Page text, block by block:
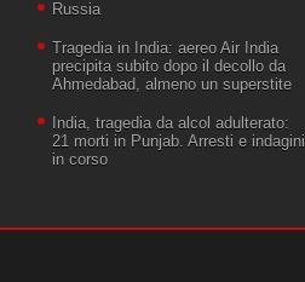
Russia
Tragedia in India: aereo Air India
precipita subito dopo il decollo da
Ahmedabad, almeno un superstite
India, tragedia da alcol adulterato:
21 morti in Punjab. Arresti e indagini
in corso